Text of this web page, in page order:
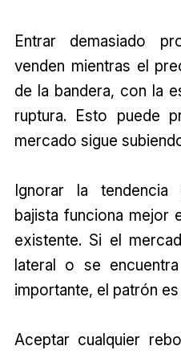
Entrar demasiado
venden mientras el
de la bandera, con la
ruptura. Esto puede
mercado sigue
Ignorar la tendencia
bajista funciona mejor
existente. Si el
lateral o se
importante, el patrón
Aceptar cualquier